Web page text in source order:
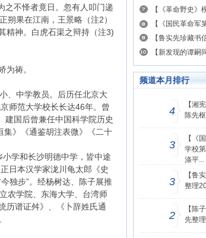
之不怿者竟日。忽有人叩门递
果在江南，王景略（注2）
精神。白虎石渠之辩持（注3)
祷。
、中学教员。后历任北京大
师范大学校长长达46年。曾
建国后曾兼任中国科学院历史
集》《通鉴胡注表微》《二十
学和长沙明德中学，皆中途
日本汉学家泷川龟太郎《史
独步”。经杨树达、陈子展推
农学院、东海大学、台湾师
历谱证舛》、《卜辞姓氏通
【《革命野史》
【《国民革命军
【鲁实先珍藏书
【新发现的谭嗣
频道本月排行
4
【湘
陈先
3
【《
学校
涤平...
3
【鲁
整理
2
【陈
先整